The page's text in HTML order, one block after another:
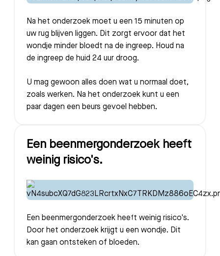
Na het onderzoek moet u een 15 minuten op
uw rug blijven liggen. Dit zorgt ervoor dat het
wondje minder bloedt na de ingreep. Houd na
de ingreep de huid 24 uur droog.
U mag gewoon alles doen wat u normaal doet,
zoals werken. Na het onderzoek kunt u een
paar dagen een beurs gevoel hebben.
Een beenmergonderzoek heeft
weinig risico's.
Een beenmergonderzoek heeft weinig risico's.
Door het onderzoek krijgt u een wondje. Dit
kan gaan ontsteken of bloeden.